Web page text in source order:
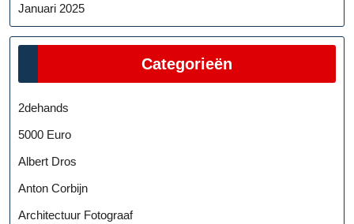
Januari 2025
Categorieën
2dehands
5000 Euro
Albert Dros
Anton Corbijn
Architectuur Fotograaf